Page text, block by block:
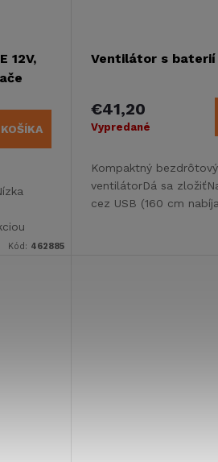
12V,
Kód: 462885
Ventilátor s baterií
€41,20
Vypredané
Kompaktný bezdrôtový
ventilátorDá sa
cez USB (160 cm